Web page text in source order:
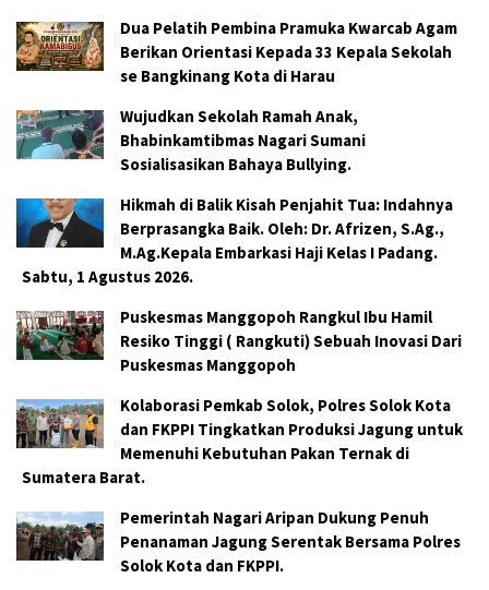
Dua Pelatih Pembina Pramuka Kwarcab Agam
Berikan Orientasi Kepada 33 Kepala Sekolah
se Bangkinang Kota di Harau
Wujudkan Sekolah Ramah Anak,
Bhabinkamtibmas Nagari Sumani
Sosialisasikan Bahaya Bullying.
Hikmah di Balik Kisah Penjahit Tua: Indahnya
Berprasangka Baik. Oleh: Dr. Afrizen, S.Ag.,
M.Ag.Kepala Embarkasi Haji Kelas I Padang.
Sabtu, 1 Agustus 2026.
Puskesmas Manggopoh Rangkul Ibu Hamil
Resiko Tinggi ( Rangkuti) Sebuah Inovasi Dari
Puskesmas Manggopoh
Kolaborasi Pemkab Solok, Polres Solok Kota
dan FKPPI Tingkatkan Produksi Jagung untuk
Memenuhi Kebutuhan Pakan Ternak di
Sumatera Barat.
Pemerintah Nagari Aripan Dukung Penuh
Penanaman Jagung Serentak Bersama Polres
Solok Kota dan FKPPI.